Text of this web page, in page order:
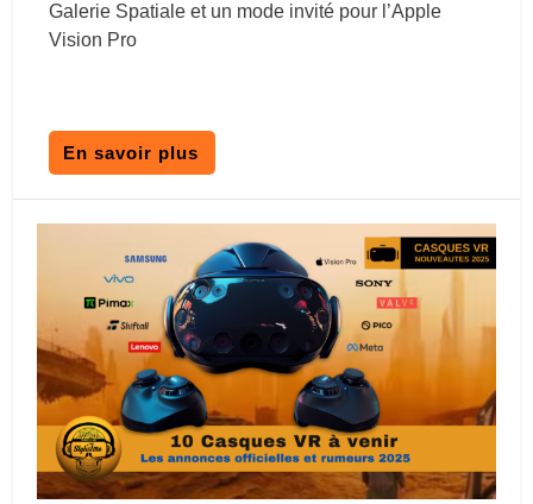
Galerie Spatiale et un mode invité pour l’Apple
Vision Pro
En savoir plus